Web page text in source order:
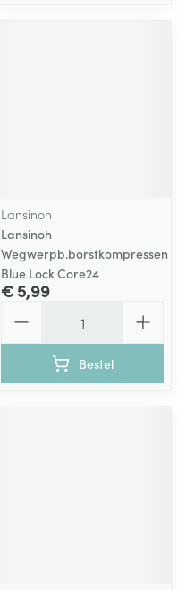
Lansinoh
Lansinoh
Wegwerpb.borstkompressen
Blue Lock Core24
€ 5,99
Bestel